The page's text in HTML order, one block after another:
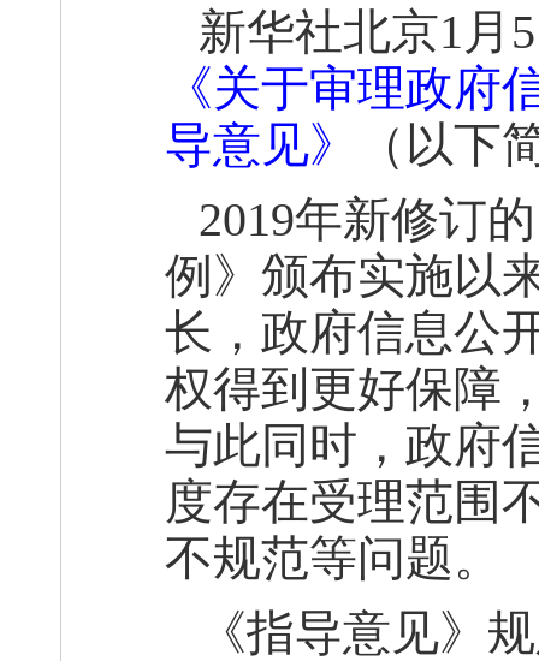
新华社北京1月
《关于审理政府
导意见》
（以下
2019年新修订
例》颁布实施以
长，政府信息公
权得到更好保障
与此同时，政府
度存在受理范围
不规范等问题。
《指导意见》